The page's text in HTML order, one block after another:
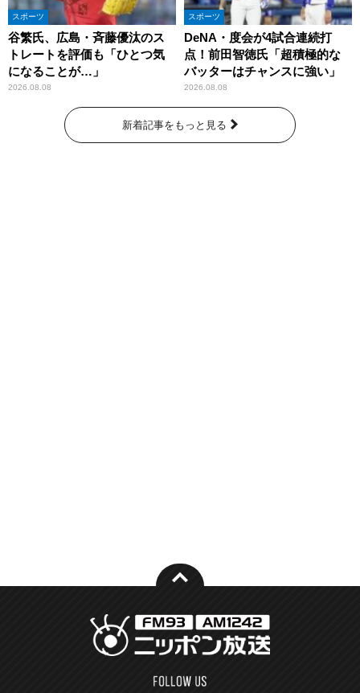
スポーツ
谷繁氏、広島・斉藤優汰のス
トレートを評価も「ひとつ気
になることが…」
2026.08.08
スポーツ
DeNA・度会が4試合連続打
点！前田智徳氏「超積極的な
バッターはチャンスに強い」
2026.08.08
新着記事をもっと見る